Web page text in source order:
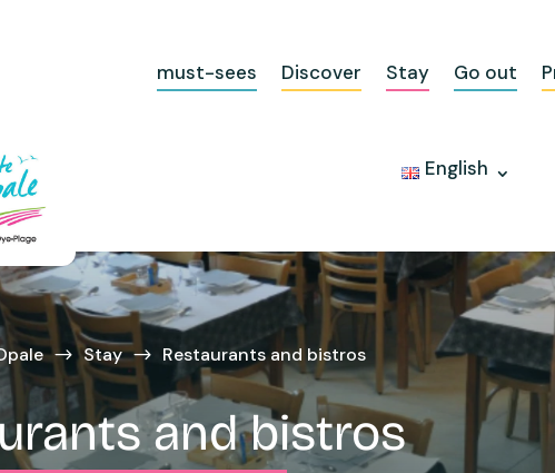
must-sees Discover Stay Go out
English
$ Stay $ Restaurants and bistros
and bistros